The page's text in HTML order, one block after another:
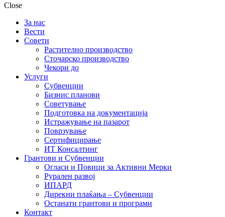
Close
За нас
Вести
Совети
Растително производство
Сточарско производство
Чекори до
Услуги
Субвенции
Бизнис планови
Советување
Подготовка на документација
Истражување на пазарот
Поврзување
Сертифицирање
ИТ Консалтинг
Грантови и Субвенции
Огласи и Повици за Активни Мерки
Рурален развој
ИПАРД
Дирекни плаќања – Субвенции
Останати грантови и програми
Контакт